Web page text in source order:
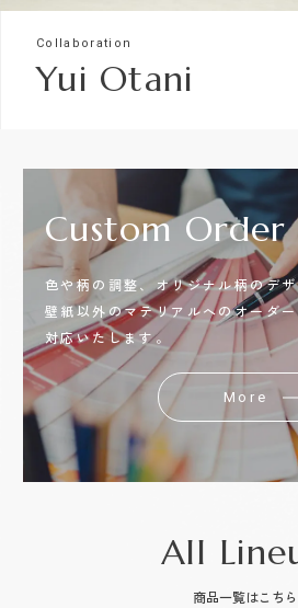
Collaboration
Yui Otani
CustomOrder
色や柄の調整、オリジナル柄のデ
壁紙以外のマテリアルへのオーダ
対応いたします。
More
All
商品一覧はこちら